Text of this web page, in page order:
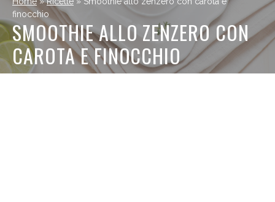
finocchio
SMOOTHIE ALLO ZENZERO CON
CAROTA E FINOCCHIO